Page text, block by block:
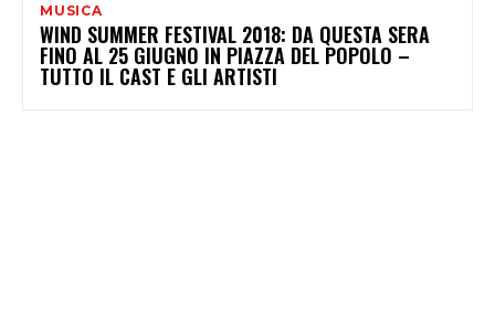
MUSICA
WIND SUMMER FESTIVAL 2018: DA QUESTA SERA
FINO AL 25 GIUGNO IN PIAZZA DEL POPOLO –
TUTTO IL CAST E GLI ARTISTI